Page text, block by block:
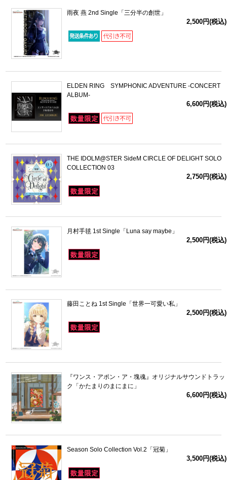
雨夜 燕 2nd Single「三分半の創世」
2,500円(税込)
ELDEN RING SYMPHONIC ADVENTURE -CONCERT
ALBUM-
6,600円(税込)
THE IDOLM@STER SideM CIRCLE OF DELIGHT SOLO
COLLECTION 03
2,750円(税込)
月村手毬 1st Single「Luna say maybe」
2,500円(税込)
藤田ことね 1st Single「世界一可愛い私」
2,500円(税込)
『ワンス・アポン・ア・塊魂』オリジナルサウンドトラッ
ク「かたまりのまにまに」
6,600円(税込)
Season Solo Collection Vol.2「冠菊」
3,500円(税込)